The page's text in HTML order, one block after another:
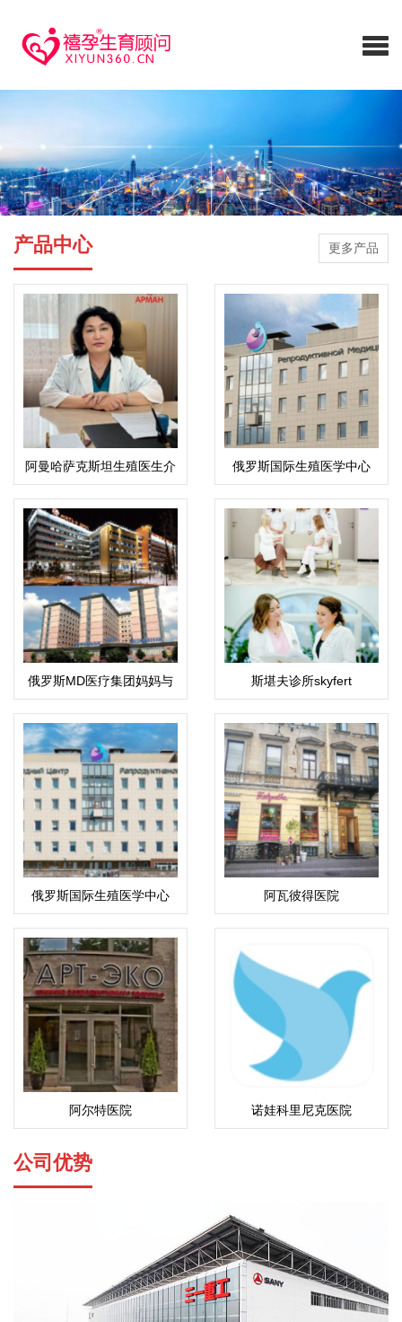
产品中心 更多产品
阿曼哈萨克斯坦生殖医生介
绍：科潘巴斯科娃·拉伊哈
恩·乌斯塔巴耶夫娜
俄罗斯国际生殖医学中心
(ICRM)
俄罗斯MD医疗集团妈妈与
孩子
斯堪夫诊所skyfert
俄罗斯国际生殖医学中心
(ICRM)
阿瓦彼得医院
阿尔特医院 诺娃科里尼克医院
公司优势